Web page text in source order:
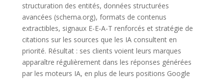
structuration des entités, données structurées
avancées (schema.org), formats de contenus
extractibles, signaux E-E-A-T renforcés et stratégie de
citations sur les sources que les IA consultent en
priorité. Résultat : ses clients voient leurs marques
apparaître régulièrement dans les réponses générées
par les moteurs IA, en plus de leurs positions Google